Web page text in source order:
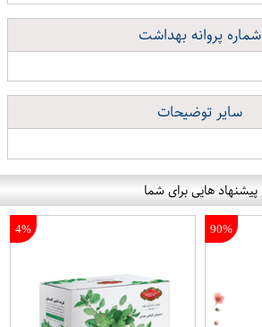
شماره پروانه بهداشت
سایر توضیحات
پیشنهاد هایی برای شما
90%
4%